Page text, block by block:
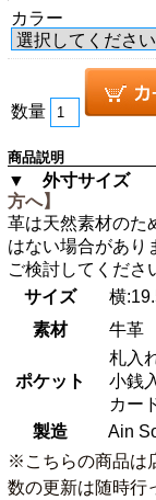
カラー
数量
商品説明
▼ 外寸サイズ
方へ】
革は天然素材のた
はない場合があり
ご検討してくださ
サイズ
横
素材
牛革
ポケット
札入
小銭
カー
製造
Ain
※こちらの商品は
数の更新は随時行